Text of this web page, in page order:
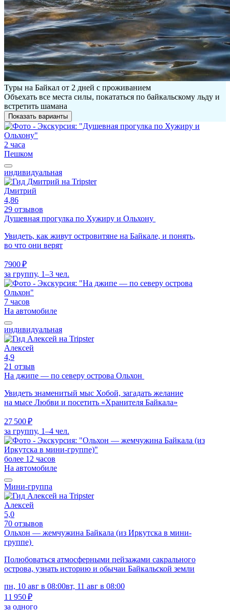
Туры на Байкал от 2 дней с проживанием
Объехать все места силы, покататься по байкальскому льду и
встретить шамана
Показать варианты
2 часа
Пешком
индивидуальная
Дмитрий
4,86
29 отзывов
Душевная прогулка по Хужиру и Ольхону
Увидеть, как живут островитяне на Байкале, и понять,
во что они верят
7900 ₽
за группу, 1–3 чел.
7 часов
На автомобиле
индивидуальная
Алексей
4,9
21 отзыв
На джипе — по северу острова Ольхон
Увидеть знаменитый мыс Хобой, загадать желание
на мысе Любви и посетить «Хранителя Байкала»
27 500 ₽
за группу, 1–4 чел.
более 12 часов
На автомобиле
Мини-группа
Алексей
5,0
70 отзывов
Ольхон — жемчужина Байкала (из Иркутска в мини-
группе)
Полюбоваться атмосферными пейзажами сакрального
острова, узнать историю и обычаи Байкальской земли
пн, 10 авг в 08:00вт, 11 авг в 08:00
11 950 ₽
за одного